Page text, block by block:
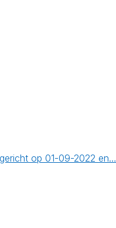
op 01-09-2022 en…